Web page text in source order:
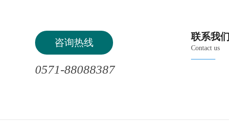
咨询热线
0571-88088387
联系我们
Contact us